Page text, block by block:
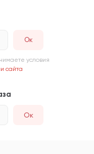
условия
сайта
Ок